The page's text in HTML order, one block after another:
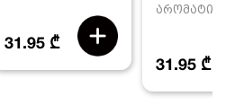
31.95 ₾
31.95 ₾